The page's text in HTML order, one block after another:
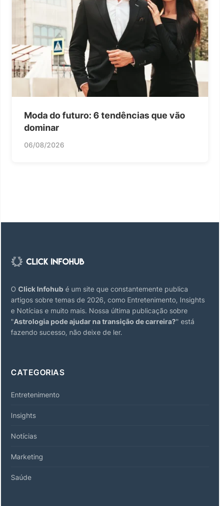
Moda do futuro: 6 tendências que vão
dominar
06/08/2026
O Click Infohub é um site que constantemente publica
artigos sobre temas de 2026, como Entretenimento, Insights
e Notícias e muito mais. Nossa última publicação sobre
"Astrologia pode ajudar na transição de carreira?" está
fazendo sucesso, não deixe de ler.
CATEGORIAS
Entretenimento
Insights
Notícias
Marketing
Saúde